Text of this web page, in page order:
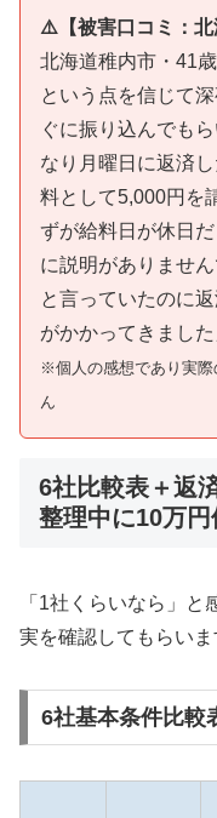
⚠️【被害口コミ：北
北海道稚内市・41
という点を信じて
ぐに振り込んでも
なり月曜日に返済
料として5,000円を
ずが給料日が休日
に説明がありませ
と言っていたのに
がかかってきました
※個人の感想であり実
ん
6社比較表＋返
整理中に10万円
「1社くらいなら」
実を確認してもらいま
6社基本条件比較